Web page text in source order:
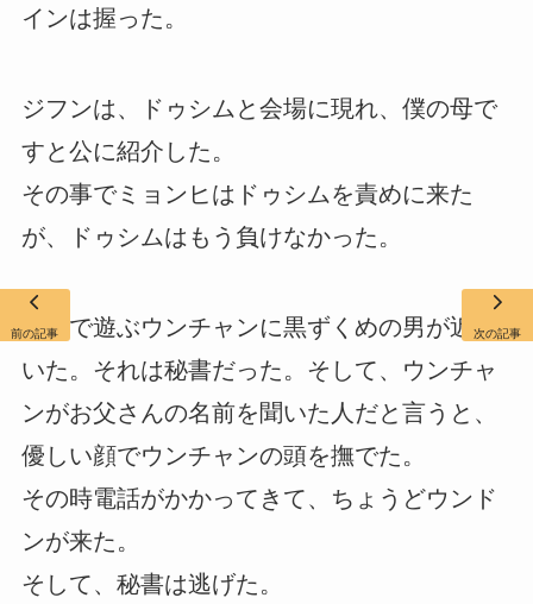
インは握った。
ジフンは、ドゥシムと会場に現れ、僕の母で
すと公に紹介した。
その事でミョンヒはドゥシムを責めに来た
が、ドゥシムはもう負けなかった。
１人で遊ぶウンチャンに黒ずくめの男が近づ
いた。それは秘書だった。そして、ウンチャ
ンがお父さんの名前を聞いた人だと言うと、
優しい顔でウンチャンの頭を撫でた。
その時電話がかかってきて、ちょうどウンド
ンが来た。
そして、秘書は逃げた。
前の記事 次の記事